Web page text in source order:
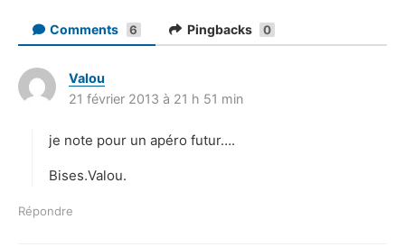
Comments 6 Pingbacks 0
Valou
i
21 février 2013 à 21 h 51 min
je note pour un apéro futur….
Bises.Valou.
Répondre